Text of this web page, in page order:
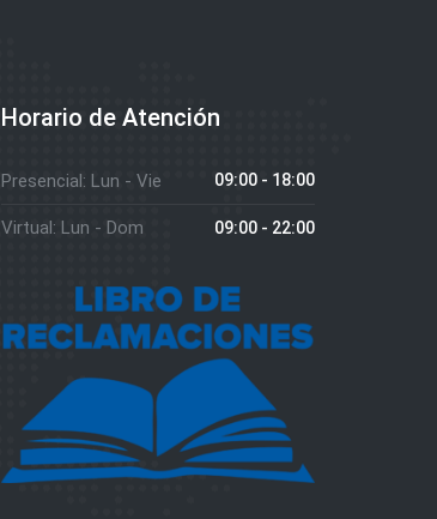
Horario de Atención
Presencial: Lun - Vie 09:00 - 18:00
Virtual: Lun - Dom 09:00 - 22:00